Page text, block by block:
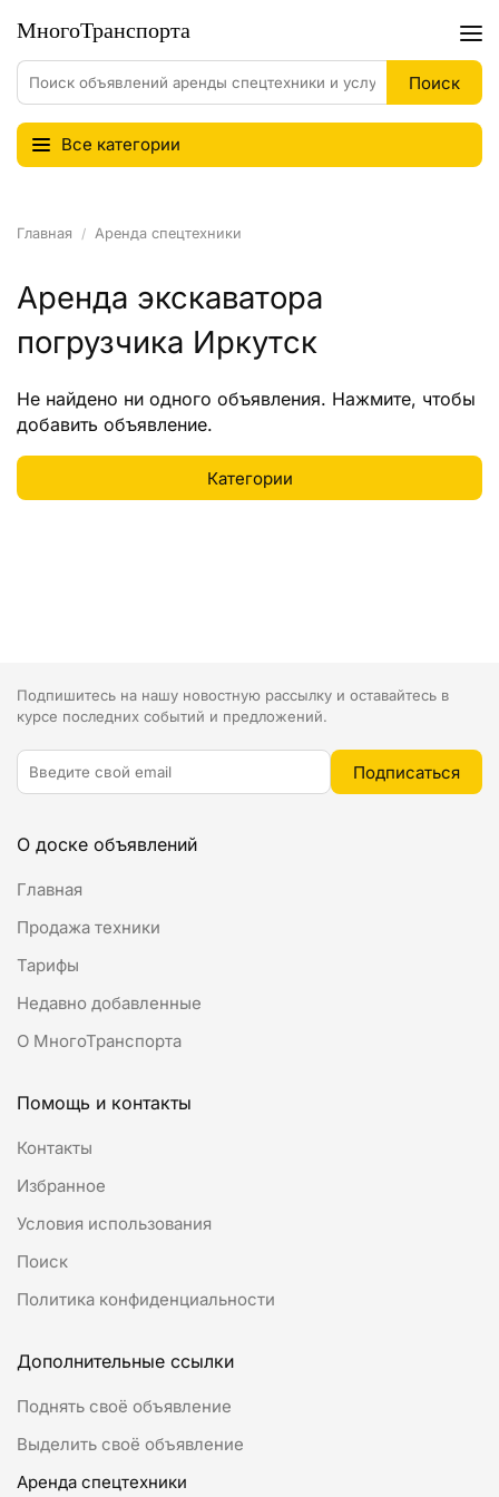
Все категории
Главная Аренда спецтехники
Аренда экскаватора
погрузчика Иркутск
Не найдено ни одного объявления. Нажмите, чтобы
добавить объявление.
Подпишитесь на нашу новостную рассылку и оставайтесь в
курсе последних событий и предложений.
О доске объявлений
Главная
Продажа техники
Тарифы
Недавно добавленные
О МногоТранспорта
Помощь и контакты
Контакты
Избранное
Условия использования
Поиск
Политика конфиденциальности
Дополнительные ссылки
Поднять своё объявление
Выделить своё объявление
Аренда спецтехники